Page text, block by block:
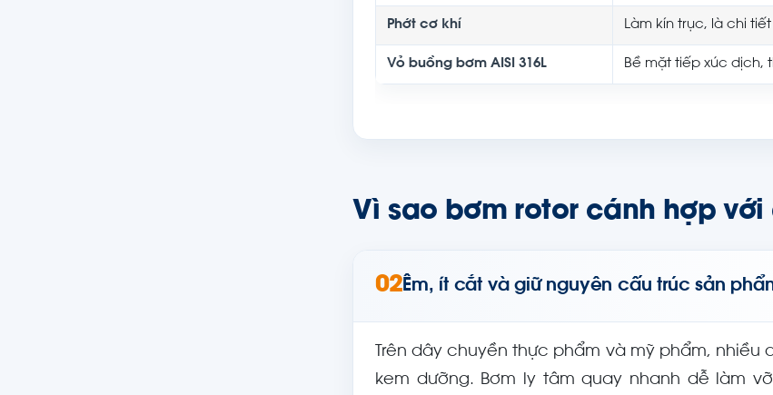
Phớt cơ khí Làm kín trục, là chi
Vỏ buồng bơm AISI 316L Bề mặt tiếp xúc dịch,
Vì sao bơm rotor cánh hợp với
02Êm, ít cắt và giữ nguyên cấu trúc sản
Trên dây chuyền thực phẩm và mỹ phẩm, nhiều
kem dưỡng. Bơm ly tâm quay nhanh dễ làm